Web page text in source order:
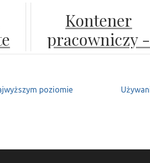
Kontener
pracowniczy -
jednym
poziomie